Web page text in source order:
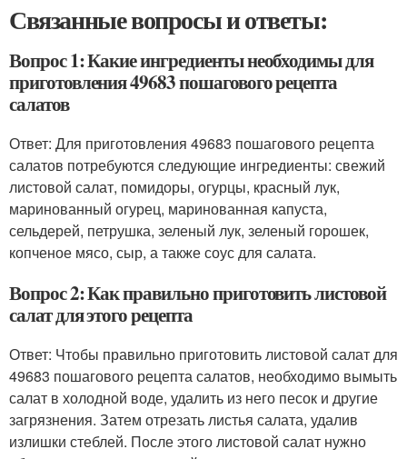
Связанные вопросы и ответы:
Вопрос 1: Какие ингредиенты необходимы для
приготовления 49683 пошагового рецепта
салатов
Ответ: Для приготовления 49683 пошагового рецепта
салатов потребуются следующие ингредиенты: свежий
листовой салат, помидоры, огурцы, красный лук,
маринованный огурец, маринованная капуста,
сельдерей, петрушка, зеленый лук, зеленый горошек,
копченое мясо, сыр, а также соус для салата.
Вопрос 2: Как правильно приготовить листовой
салат для этого рецепта
Ответ: Чтобы правильно приготовить листовой салат для
49683 пошагового рецепта салатов, необходимо вымыть
салат в холодной воде, удалить из него песок и другие
загрязнения. Затем отрезать листья салата, удалив
излишки стеблей. После этого листовой салат нужно